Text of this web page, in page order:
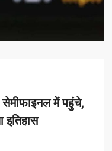
में पहुंचे,
इतिहास